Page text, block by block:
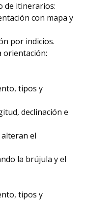
de itinerarios:
con mapa y
por indicios.
orientación:
tipos y
declinación e
el
la brújula y el
tipos y